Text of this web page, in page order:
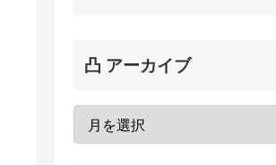
凸 アーカイブ